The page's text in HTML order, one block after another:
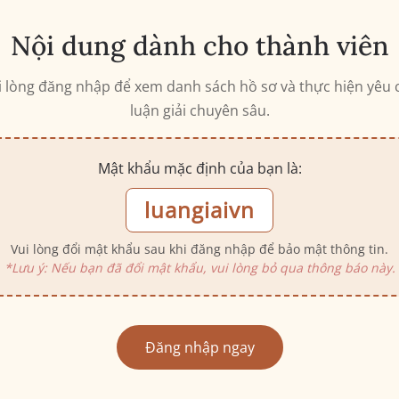
Nội dung dành cho thành viên
lòng đăng nhập để xem danh sách hồ sơ và thực hiện yêu
luận giải chuyên sâu.
Mật khẩu mặc định của bạn là:
luangiaivn
Vui lòng đổi mật khẩu sau khi đăng nhập để bảo mật thông tin.
*Lưu ý: Nếu bạn đã đổi mật khẩu, vui lòng bỏ qua thông báo này.
Đăng nhập ngay